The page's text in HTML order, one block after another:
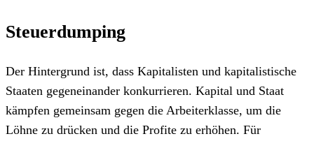
Steuerdumping
Der Hintergrund ist, dass Kapitalisten und kapitalistische
Staaten gegeneinander konkurrieren. Kapital und Staat
kämpfen gemeinsam gegen die Arbeiterklasse, um die
Löhne zu drücken und die Profite zu erhöhen. Für